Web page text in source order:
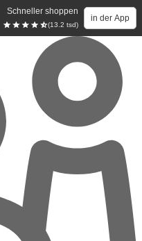
Schneller shoppen
(13.2 tsd)
in der App